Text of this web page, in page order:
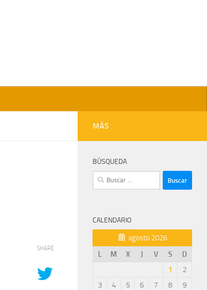
SHARE
MÁS
BÚSQUEDA
Buscar:
CALENDARIO
agosto 2026
L
M X J V S
D
1
2
3
4 5 6 7 8
9